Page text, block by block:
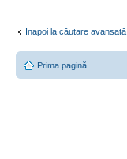
Inapoi la căutare avansată
Prima pagină